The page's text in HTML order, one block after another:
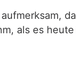
als es